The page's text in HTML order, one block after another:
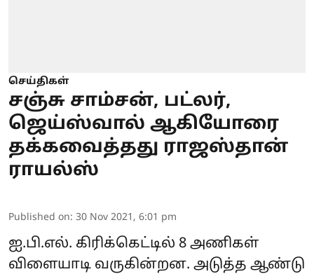
செய்திகள்
சஞ்சு சாம்சன், பட்லர்,
ஜெய்ஸ்வால் ஆகியோரை
தக்கவைத்தது ராஜஸ்தான்
ராயல்ஸ்
Published on: 30 Nov 2021, 6:01 pm
ஐ.பி.எல். கிரிக்கெட்டில் 8 அணிகள்
விளையாடி வருகின்றன. அடுத்த ஆண்டு